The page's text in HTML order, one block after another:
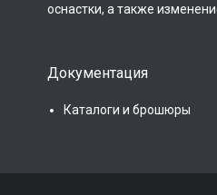
оснастки, а также
Документация
Каталоги и брошюры